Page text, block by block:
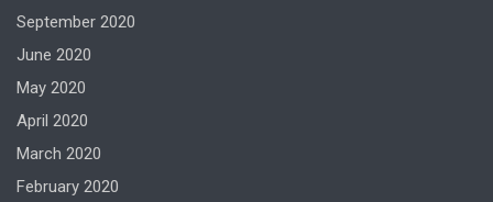
September 2020
June 2020
May 2020
April 2020
March 2020
February 2020